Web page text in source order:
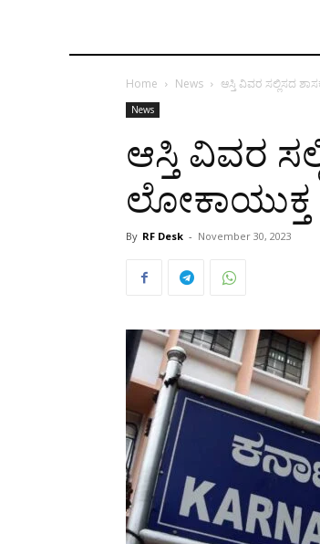
Home News ಆಸ್ತಿ ವಿವರ ಸಲ್ಲಿಸದ
News
ಆಸ್ತಿ ವಿವರ
ಲೋಕಾಯುಕ್ತ
By RF Desk - November 30, 2023